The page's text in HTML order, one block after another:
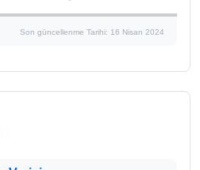
Son güncellenme Tarihi: 16 Nisan 2024